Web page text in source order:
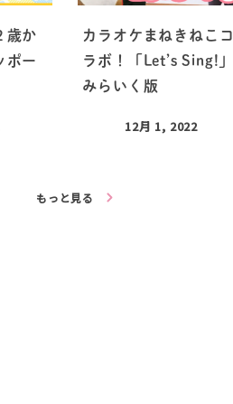
歳か
ポー
カラオケまねきねこコ
ラボ！「Let’s Sing!」
みらいく版
12月 1, 2022
もっと見る